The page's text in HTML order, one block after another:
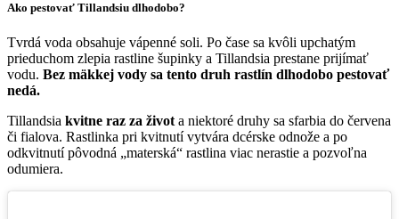
Ako pestovať Tillandsiu dlhodobo?
Tvrdá voda obsahuje vápenné soli. Po čase sa kvôli upchatým
prieduchom zlepia rastline šupinky a Tillandsia prestane prijímať
vodu. Bez mäkkej vody sa tento druh rastlín dlhodobo pestovať
nedá.
Tillandsia kvitne raz za život a niektoré druhy sa sfarbia do červena
či fialova. Rastlinka pri kvitnutí vytvára dcérske odnože a po
odkvitnutí pôvodná „materská“ rastlina viac nerastie a pozvoľna
odumiera.